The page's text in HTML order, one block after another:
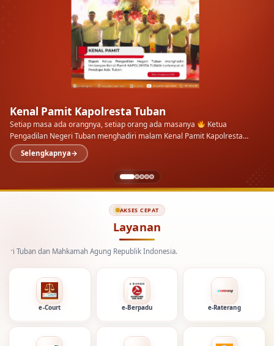
Kenal Pamit Kapolresta Tuban
Setiap masa ada orangnya, setiap orang ada masanya
Ketua
Pengadilan Negeri Tuban menghadiri malam Kenal Pamit Kapolresta
Tuban di Pendopo Kab.…
Selengkapnya
AKSES CEPAT
Layanan
Mahkamah Agung Republik Indonesia.
e-Court e-Berpadu e-Raterang